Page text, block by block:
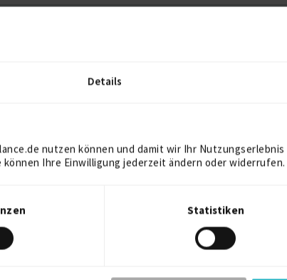
Details
nutzen können und damit wir Ihr
können Ihre Einwilligung jederzeit ändern oder widerrufen.
Statistiken
Projekte für Freiberufler
Applikationen Projekte für Freiberufler
Projekte für Freiberufler